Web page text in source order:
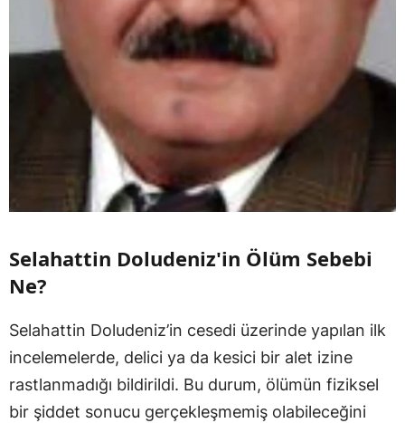
Selahattin Doludeniz'in Ölüm Sebebi
Ne?
Selahattin Doludeniz’in cesedi üzerinde yapılan ilk
incelemelerde, delici ya da kesici bir alet izine
rastlanmadığı bildirildi. Bu durum, ölümün fiziksel
bir şiddet sonucu gerçekleşmemiş olabileceğini